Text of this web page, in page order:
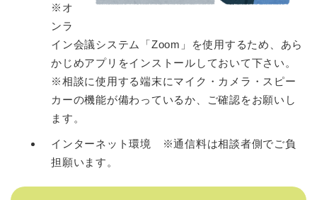
※オ
ンラ
イン会議システム「Zoom」を使用するため、あら
かじめアプリをインストールしておいて下さい。
※相談に使用する端末にマイク・カメラ・スピー
カーの機能が備わっているか、ご確認をお願いし
ます。
インターネット環境 ※通信料は相談者側でご負
担願います。